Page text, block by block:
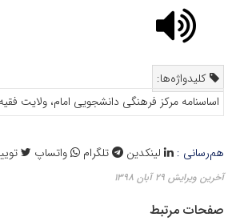
کلیدواژه‌ها:
اساسنامه مرکز فرهنگی دانشجویی امام، ولایت
هم‌رسانی : لینکدین تلگرام واتساپ
آخرین ویرایش ۲۹ آبان ۱۳۹۸
صفحات مرتبط